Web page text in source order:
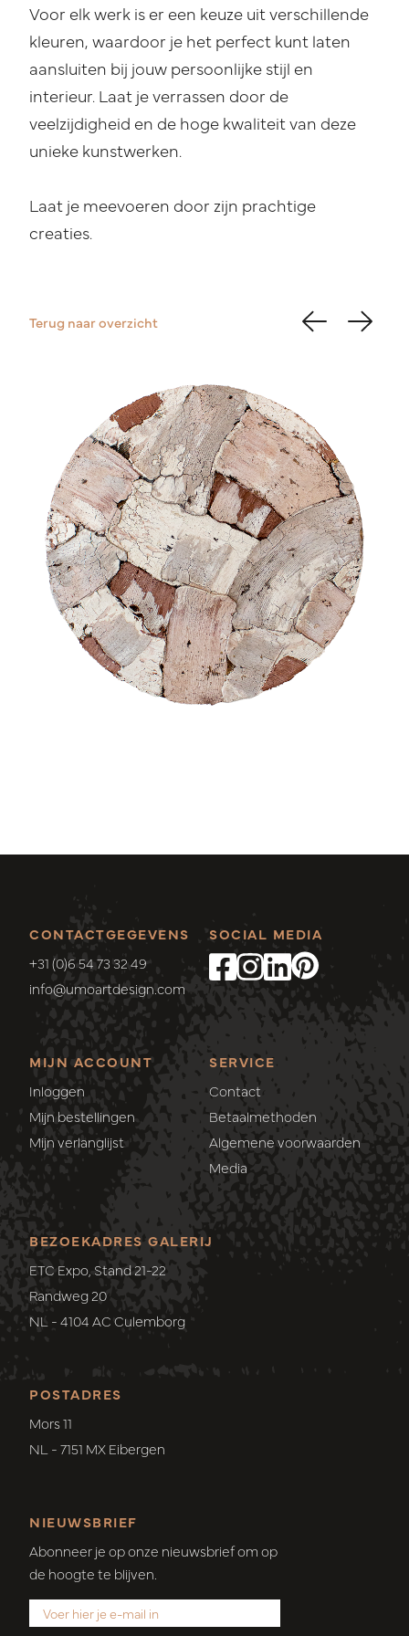
Voor elk werk is er een keuze uit verschillende
kleuren, waardoor je het perfect kunt laten
aansluiten bij jouw persoonlijke stijl en
interieur. Laat je verrassen door de
veelzijdigheid en de hoge kwaliteit van deze
unieke kunstwerken.
Laat je meevoeren door zijn prachtige
creaties.
Terug naar overzicht
CONTACTGEGEVENS
+31 (0)6 54 73 32 49
info@umoartdesign.com
MIJN ACCOUNT
Inloggen
Mijn bestellingen
Mijn verlanglijst
SERVICE
Contact
Betaalmethoden
Algemene voorwaarden
Media
SOCIAL MEDIA
POSTADRES
Mors 11
NL - 7151 MX Eibergen
BEZOEKADRES GALERIJ
ETC Expo, Stand 21-22
Randweg 20
NL - 4104 AC Culemborg
NIEUWSBRIEF
Abonneer je op onze nieuwsbrief om op
de hoogte te blijven.